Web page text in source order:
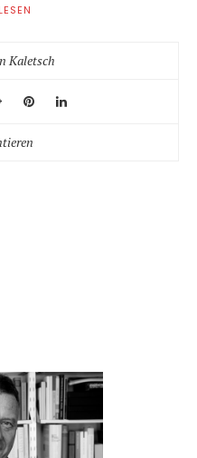
Kaletsch